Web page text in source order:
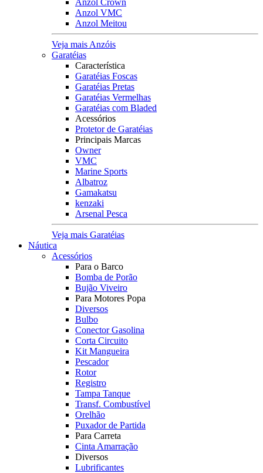
Anzol Crown
Anzol VMC
Anzol Meitou
Veja mais Anzóis
Garatéias
Característica
Garatéias Foscas
Garatéias Pretas
Garatéias Vermelhas
Garatéias com Bladed
Acessórios
Protetor de Garatéias
Principais Marcas
Owner
VMC
Marine Sports
Albatroz
Gamakatsu
kenzaki
Arsenal Pesca
Veja mais Garatéias
Náutica
Acessórios
Para o Barco
Bomba de Porão
Bujão Viveiro
Para Motores Popa
Diversos
Bulbo
Conector Gasolina
Corta Circuito
Kit Mangueira
Pescador
Rotor
Registro
Tampa Tanque
Transf. Combustível
Orelhão
Puxador de Partida
Para Carreta
Cinta Amarração
Diversos
Lubrificantes